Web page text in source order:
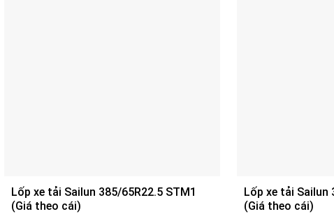
Lốp xe tải Sailun 385/65R22.5 STM1
(Giá theo cái)
Lốp xe tải Sailun
(Giá theo cái)